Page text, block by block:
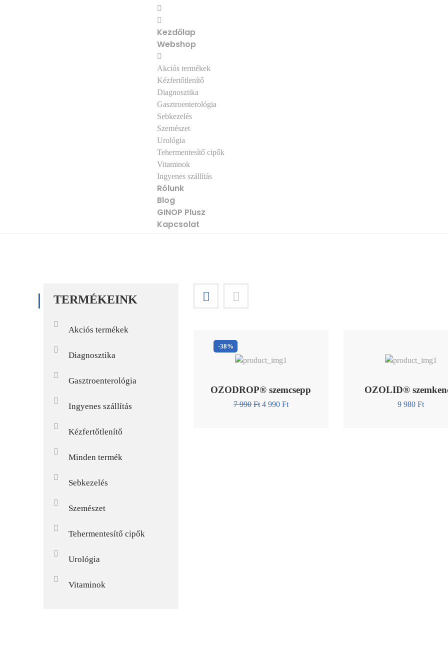
Kezdőlap
Webshop
Akciós termékek
Kézfertőtlenítő
Diagnosztika
Gasztroenterológia
Sebkezelés
Szemészet
Urológia
Tehermentesítő cipők
Vitaminok
Ingyenes szállítás
Rólunk
Blog
GINOP Plusz
Kapcsolat
TERMÉKEINK
Akciós termékek
Diagnosztika
Gasztroenterológia
Ingyenes szállítás
Kézfertőtlenítő
Minden termék
Sebkezelés
Szemészet
Tehermentesítő cipők
Urológia
Vitaminok
-38%
OZODROP® szemcsepp
7 990 Ft 4 990 Ft
OZOLID®
9 980 Ft